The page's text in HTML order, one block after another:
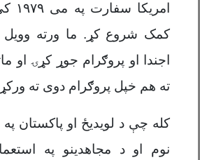
امریکا سفارت په می ۱۹۷۹
کمک شروع کړ. ما ورته
اجندا او پروګرام جوړ کړۍ او
ته هم خپل پروګرام دوی ته
کله چې د لویديځ او پاکستان په
نوم او د مجاهدینو په